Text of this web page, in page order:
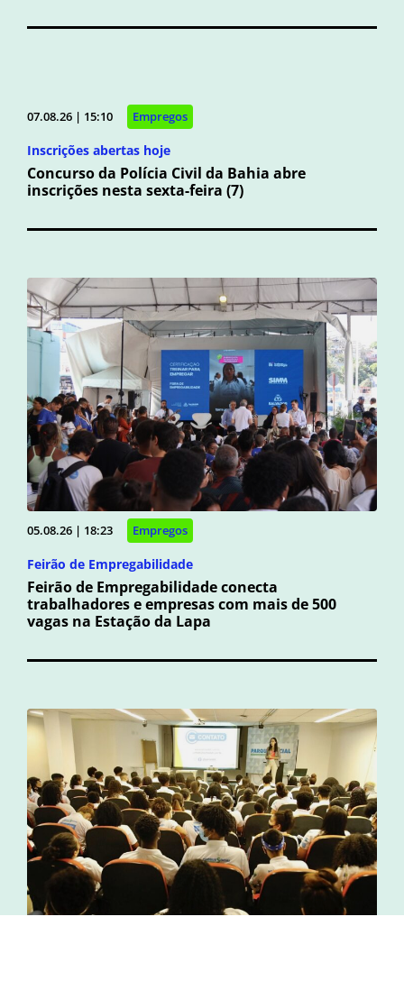
07.08.26 | 15:10 Empregos
Inscrições abertas hoje
Concurso da Polícia Civil da Bahia abre
inscrições nesta sexta-feira (7)
05.08.26 | 18:23 Empregos
Feirão de Empregabilidade
Feirão de Empregabilidade conecta
trabalhadores e empresas com mais de 500
vagas na Estação da Lapa